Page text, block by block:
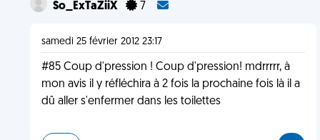
So_ExTaZiiX 7
samedi 25 février 2012 23:17
#85 Coup d'pression ! Coup d'pression! mdrrrrr, à
mon avis il y réfléchira à 2 fois la prochaine fois là il a
dû aller s'enfermer dans les toilettes